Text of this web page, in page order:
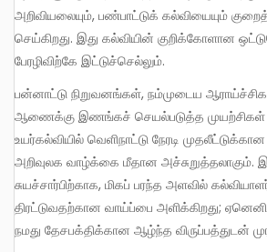
அறிவியலையும், பண்பாட்டுக் கல்வியையும்
செய்கிறது. இது கல்வியின் குறிக்கோளான
பேரழிவிற்கே இட்டுச்செல்லும்.
பன்னாட்டு நிறுவனங்கள், நம்முடைய ஆராய்ச்சிகளை, தங்களது
ஆணைக்கு இணங்கச் செயல்படுத்த முயற்சிகள்
உயர்கல்வியில் வெளிநாட்டு நேரடி
அறிவுலக வாழ்க்கை மீதான அச்சுறுத்தலாகும்.
சுயச்சார்பிற்காக, மிகப் பரந்த அளவில்
திரட்டுவதற்கான வாய்ப்பை அளிக்கிறது;
நமது தேசபக்திக்கான ஆழ்ந்த விருப்பத்துடன்